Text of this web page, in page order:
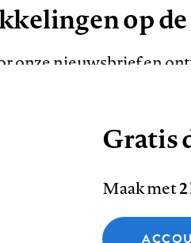
op de
onze nieuwsbrief en
Functionele cookies
Gratis
Maak met